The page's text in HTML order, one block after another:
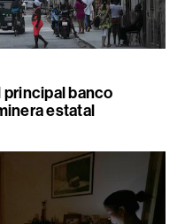
principal banco
estatal